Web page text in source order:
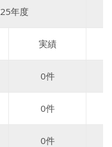
年度
実績
0件
0件
0件